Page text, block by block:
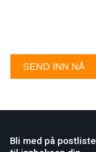
SEND INN NÅ
Bli med på